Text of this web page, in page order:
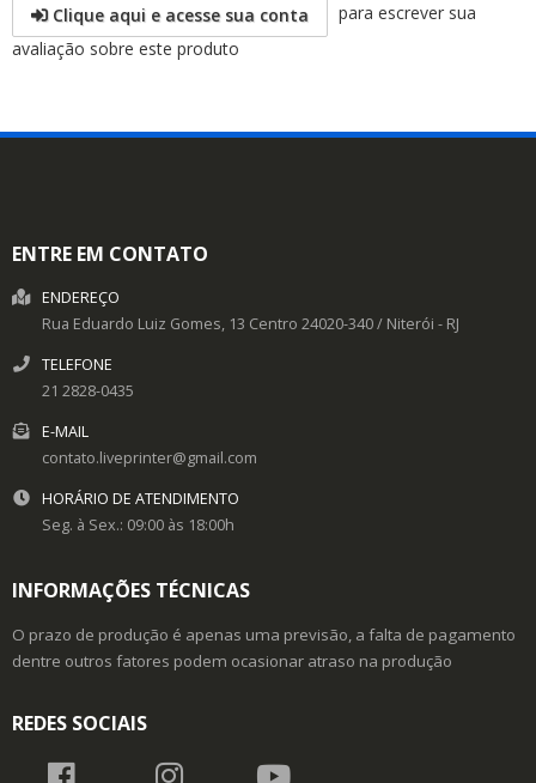
Clique aqui e acesse sua conta
para escrever sua
avaliação sobre este produto
ENTRE EM CONTATO
ENDEREÇO
Rua Eduardo Luiz Gomes, 13 Centro 24020-340/ Niterói - RJ
TELEFONE
21 2828-0435
E-MAIL
contato.liveprinter@gmail.com
HORÁRIO DE ATENDIMENTO
Seg. à Sex.: 09:00 às 18:00h
INFORMAÇÕES TÉCNICAS
O prazo de produção é apenas uma previsão, a falta de pagamento
dentre outros fatores podem ocasionar atraso na produção
REDES SOCIAIS